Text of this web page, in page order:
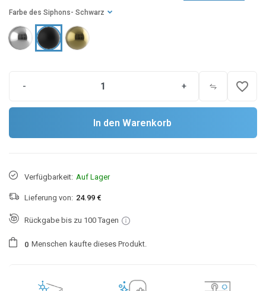
Farbe des Siphons - Schwarz
- + favorite_border
In den Warenkorb
Verfügbarkeit: Auf Lager
Lieferung von: 24.99 €
Rückgabe bis zu 100 Tagen
0 Menschen kaufte dieses Produkt.